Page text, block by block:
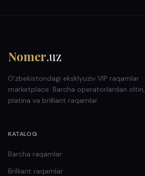
Nomer.uz
O'zbekistondagi eksklyuziv VIP raqamlar
marketplace. Barcha operatorlardan oltin,
platina va brilliant raqamlar.
KATALOG
Barcha raqamlar
Brilliant raqamlar